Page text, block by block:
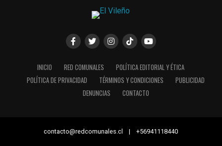
INICIO RED COMUNALES
POLÍTICA EDITORIAL Y ÉTICA
POLÍTICA DE PRIVACIDAD
TÉRMINOS Y CONDICIONES
PUBLICIDAD
DENUNCIAS
CONTACTO
contacto@redcomunales.cl | +56941118440